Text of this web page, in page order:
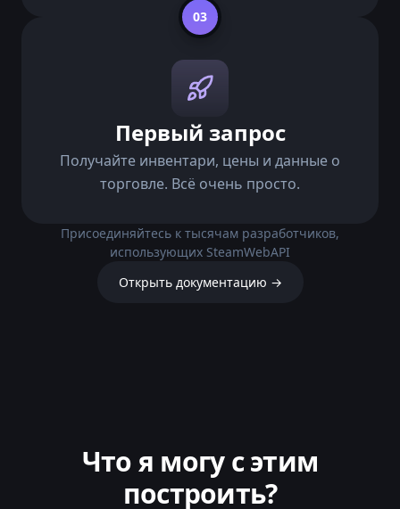
03
Первый запрос
Получайте инвентари, цены и данные о
торговле. Всё очень просто.
Присоединяйтесь к тысячам разработчиков,
использующих SteamWebAPI
Открыть документацию →
Что я могу с этим
построить?